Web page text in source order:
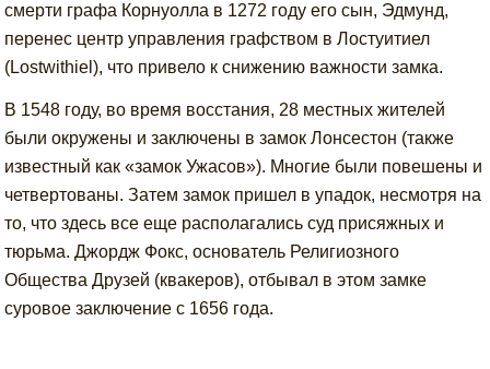
смерти графа Корнуолла в 1272 году его сын, Эдмунд,
перенес центр управления графством в Лостуитиел
(Lostwithiel), что привело к снижению важности замка.
В 1548 году, во время восстания, 28 местных жителей
были окружены и заключены в замок Лонсестон (также
известный как «замок Ужасов»). Многие были повешены и
четвертованы. Затем замок пришел в упадок, несмотря на
то, что здесь все еще располагались суд присяжных и
тюрьма. Джордж Фокс, основатель Религиозного
Общества Друзей (квакеров), отбывал в этом замке
суровое заключение с 1656 года.